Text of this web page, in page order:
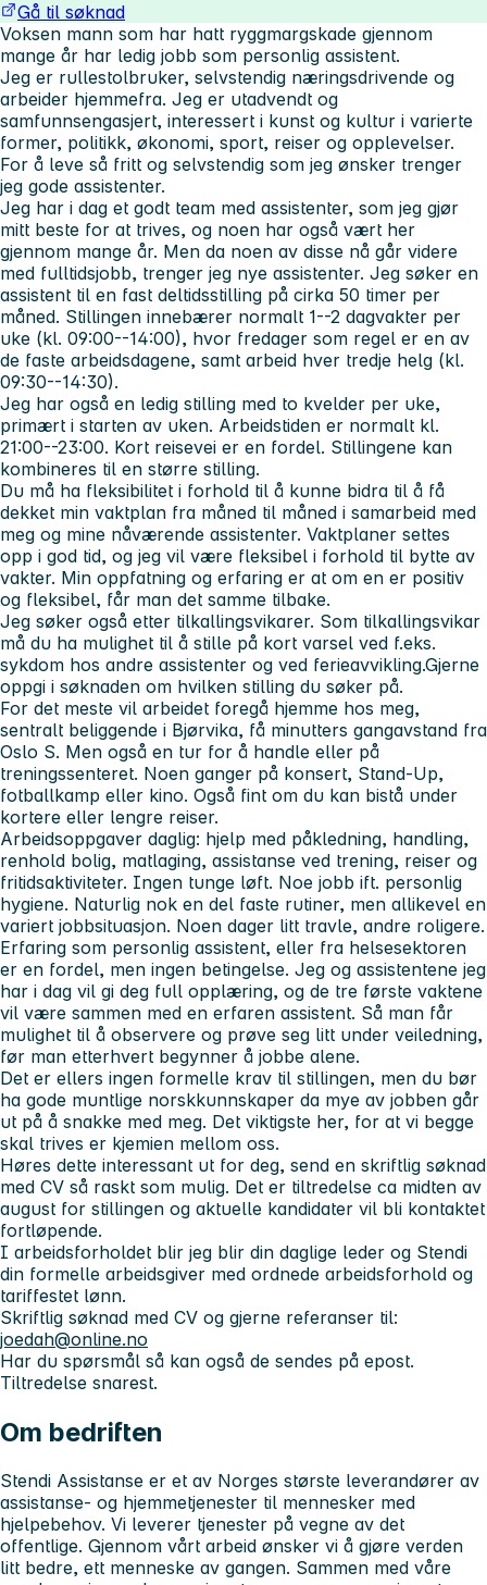
Gå til søknad
Voksen mann som har hatt ryggmargskade gjennom
mange år har ledig jobb som personlig assistent.
Jeg er rullestolbruker, selvstendig næringsdrivende og
arbeider hjemmefra. Jeg er utadvendt og
samfunnsengasjert, interessert i kunst og kultur i varierte
former, politikk, økonomi, sport, reiser og opplevelser.
For å leve så fritt og selvstendig som jeg ønsker trenger
jeg gode assistenter.
Jeg har i dag et godt team med assistenter, som jeg gjør
mitt beste for at trives, og noen har også vært her
gjennom mange år. Men da noen av disse nå går videre
med fulltidsjobb, trenger jeg nye assistenter. Jeg søker en
assistent til en fast deltidsstilling på cirka 50 timer per
måned. Stillingen innebærer normalt 1--2 dagvakter per
uke (kl. 09:00--14:00), hvor fredager som regel er en av
de faste arbeidsdagene, samt arbeid hver tredje helg (kl.
09:30--14:30).
Jeg har også en ledig stilling med to kvelder per uke,
primært i starten av uken. Arbeidstiden er normalt kl.
21:00--23:00. Kort reisevei er en fordel. Stillingene kan
kombineres til en større stilling.
Du må ha fleksibilitet i forhold til å kunne bidra til å få
dekket min vaktplan fra måned til måned i samarbeid med
meg og mine nåværende assistenter. Vaktplaner settes
opp i god tid, og jeg vil være fleksibel i forhold til bytte av
vakter. Min oppfatning og erfaring er at om en er positiv
og fleksibel, får man det samme tilbake.
Jeg søker også etter tilkallingsvikarer. Som tilkallingsvikar
må du ha mulighet til å stille på kort varsel ved f.eks.
sykdom hos andre assistenter og ved ferieavvikling.Gjerne
oppgi i søknaden om hvilken stilling du søker på.
For det meste vil arbeidet foregå hjemme hos meg,
sentralt beliggende i Bjørvika, få minutters gangavstand fra
Oslo S. Men også en tur for å handle eller på
treningssenteret. Noen ganger på konsert, Stand-Up,
fotballkamp eller kino. Også fint om du kan bistå under
kortere eller lengre reiser.
Arbeidsoppgaver daglig: hjelp med påkledning, handling,
renhold bolig, matlaging, assistanse ved trening, reiser og
fritidsaktiviteter. Ingen tunge løft. Noe jobb ift. personlig
hygiene. Naturlig nok en del faste rutiner, men allikevel en
variert jobbsituasjon. Noen dager litt travle, andre roligere.
Erfaring som personlig assistent, eller fra helsesektoren
er en fordel, men ingen betingelse. Jeg og assistentene jeg
har i dag vil gi deg full opplæring, og de tre første vaktene
vil være sammen med en erfaren assistent. Så man får
mulighet til å observere og prøve seg litt under veiledning,
før man etterhvert begynner å jobbe alene.
Det er ellers ingen formelle krav til stillingen, men du bør
ha gode muntlige norskkunnskaper da mye av jobben går
ut på å snakke med meg. Det viktigste her, for at vi begge
skal trives er kjemien mellom oss.
Høres dette interessant ut for deg, send en skriftlig søknad
med CV så raskt som mulig. Det er tiltredelse ca midten av
august for stillingen og aktuelle kandidater vil bli kontaktet
fortløpende.
I arbeidsforholdet blir jeg blir din daglige leder og Stendi
din formelle arbeidsgiver med ordnede arbeidsforhold og
tariffestet lønn.
Skriftlig søknad med CV og gjerne referanser til:
joedah@online.no
Har du spørsmål så kan også de sendes på epost.
Tiltredelse snarest.
Om bedriften
Stendi Assistanse er et av Norges største leverandører av
assistanse- og hjemmetjenester til mennesker med
hjelpebehov. Vi leverer tjenester på vegne av det
offentlige. Gjennom vårt arbeid ønsker vi å gjøre verden
litt bedre, ett menneske av gangen. Sammen med våre